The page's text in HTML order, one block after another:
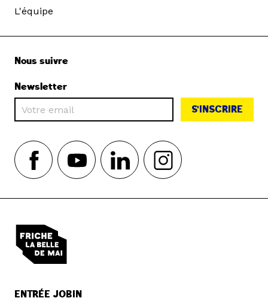
L'équipe
Nous suivre
Newsletter
S'INSCRIRE
ENTRÉE JOBIN